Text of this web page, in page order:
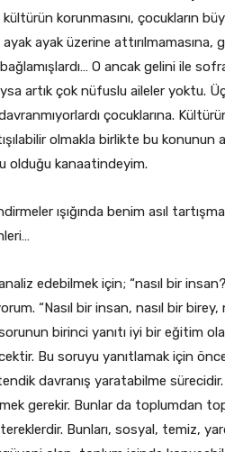
korunmasını, çocukların
ayak üzerine attırılmamasına,
O ancak gelini ile
artık çok nüfuslu aileler yoktu.
çocuklarına.
olmakla birlikte bu
olduğu kanaatindeyim.
ışığında benim asıl
edebilmek için; “nasıl bir
“Nasıl bir insan, nasıl bir
birinci yanıtı iyi bir eğitim
Bu soruyu yanıtlamak için
davranış yaratabilme
gerekir. Bunlar da toplumdan
Bunları, sosyal, temiz,